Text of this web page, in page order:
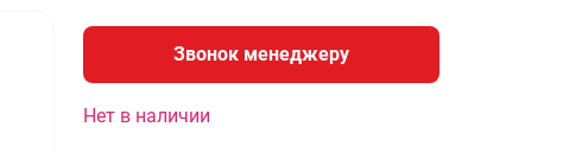
Звонок менеджеру
Нет в наличии